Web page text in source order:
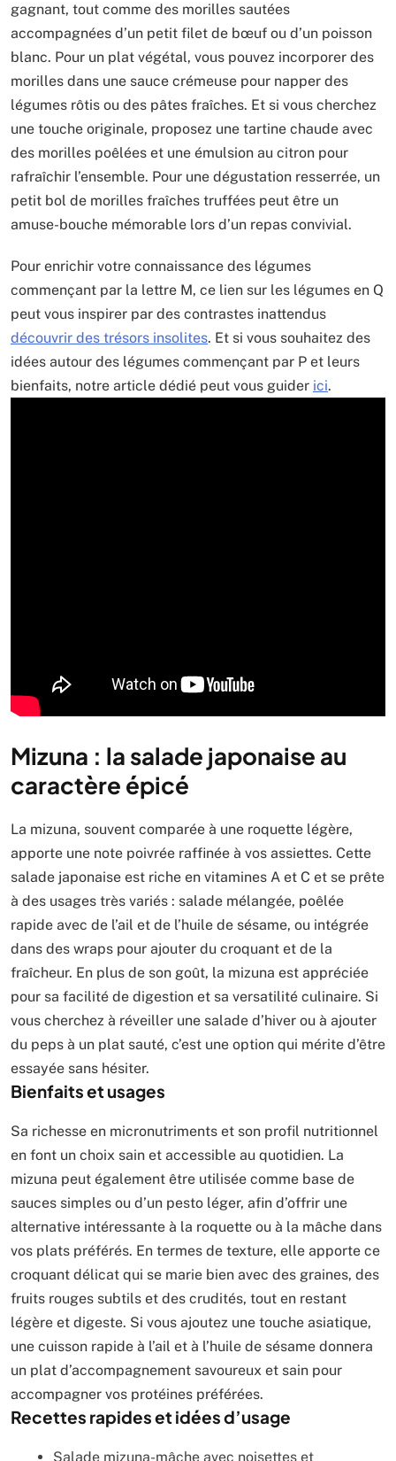
gagnant, tout comme des morilles sautées
accompagnées d’un petit filet de bœuf ou d’un poisson
blanc. Pour un plat végétal, vous pouvez incorporer des
morilles dans une sauce crémeuse pour napper des
légumes rôtis ou des pâtes fraîches. Et si vous cherchez
une touche originale, proposez une tartine chaude avec
des morilles poêlées et une émulsion au citron pour
rafraîchir l’ensemble. Pour une dégustation resserrée, un
petit bol de morilles fraîches truffées peut être un
amuse-bouche mémorable lors d’un repas convivial.
Pour enrichir votre connaissance des légumes
commençant par la lettre M, ce lien sur les légumes en Q
peut vous inspirer par des contrastes inattendus
découvrir des trésors insolites. Et si vous souhaitez des
idées autour des légumes commençant par P et leurs
bienfaits, notre article dédié peut vous guider ici.
Mizuna : la salade japonaise au
caractère épicé
La mizuna, souvent comparée à une roquette légère,
apporte une note poivrée raffinée à vos assiettes. Cette
salade japonaise est riche en vitamines A et C et se prête
à des usages très variés : salade mélangée, poêlée
rapide avec de l’ail et de l’huile de sésame, ou intégrée
dans des wraps pour ajouter du croquant et de la
fraîcheur. En plus de son goût, la mizuna est appréciée
pour sa facilité de digestion et sa versatilité culinaire. Si
vous cherchez à réveiller une salade d’hiver ou à ajouter
du peps à un plat sauté, c’est une option qui mérite d’être
essayée sans hésiter.
Bienfaits et usages
Sa richesse en micronutriments et son profil nutritionnel
en font un choix sain et accessible au quotidien. La
mizuna peut également être utilisée comme base de
sauces simples ou d’un pesto léger, afin d’offrir une
alternative intéressante à la roquette ou à la mâche dans
vos plats préférés. En termes de texture, elle apporte ce
croquant délicat qui se marie bien avec des graines, des
fruits rouges subtils et des crudités, tout en restant
légère et digeste. Si vous ajoutez une touche asiatique,
une cuisson rapide à l’ail et à l’huile de sésame donnera
un plat d’accompagnement savoureux et sain pour
accompagner vos protéines préférées.
Recettes rapides et idées d’usage
Salade mizuna-mâche avec noisettes et